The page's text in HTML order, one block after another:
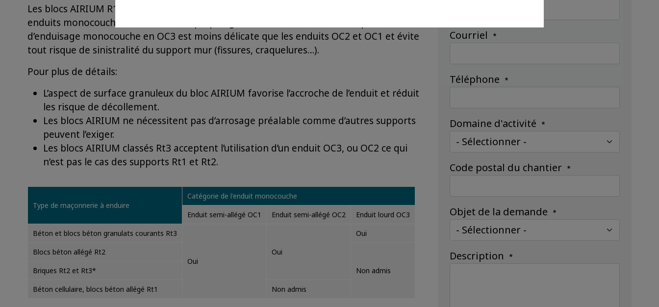
Les blocs AIRIUM R1 sont fabriqués en béton classique ce qui permet d’utiliser des
enduits monocouches OC3 dédiés au parpaing béton. Pour information, l’opération
d’enduisage monocouche en OC3 est moins délicate que les enduits OC2 et OC1 et évite
tout risque de sinistralité du support mur (fissures, craquelures…).
Pour plus de détails:
L’aspect de surface granuleux du bloc AIRIUM favorise l’accroche de l’enduit et réduit
les risque de décollement.
Les blocs AIRIUM ne nécessitent pas d’arrosage préalable comme d’autres supports
peuvent l’exiger.
Les blocs AIRIUM classés Rt3 acceptent l’utilisation d’un enduit OC3, ou OC2 ce qui
n’est pas le cas des supports Rt1 et Rt2.
Type de maçonnerie à enduire
Catégorie de l'enduit monocouche
Enduit semi-allégé OC1
Enduit semi-allégé OC2
Enduit lourd OC3
Béton et blocs béton granulats courants Rt3
Oui
Oui
Oui
Blocs béton allégé Rt2
Non admis
Briques Rt2 et Rt3*
Béton cellulaire, blocs béton allégé Rt1
Non admis
Courriel
Téléphone
Domaine d'activité
Code postal du chantier
Objet de la demande
Description